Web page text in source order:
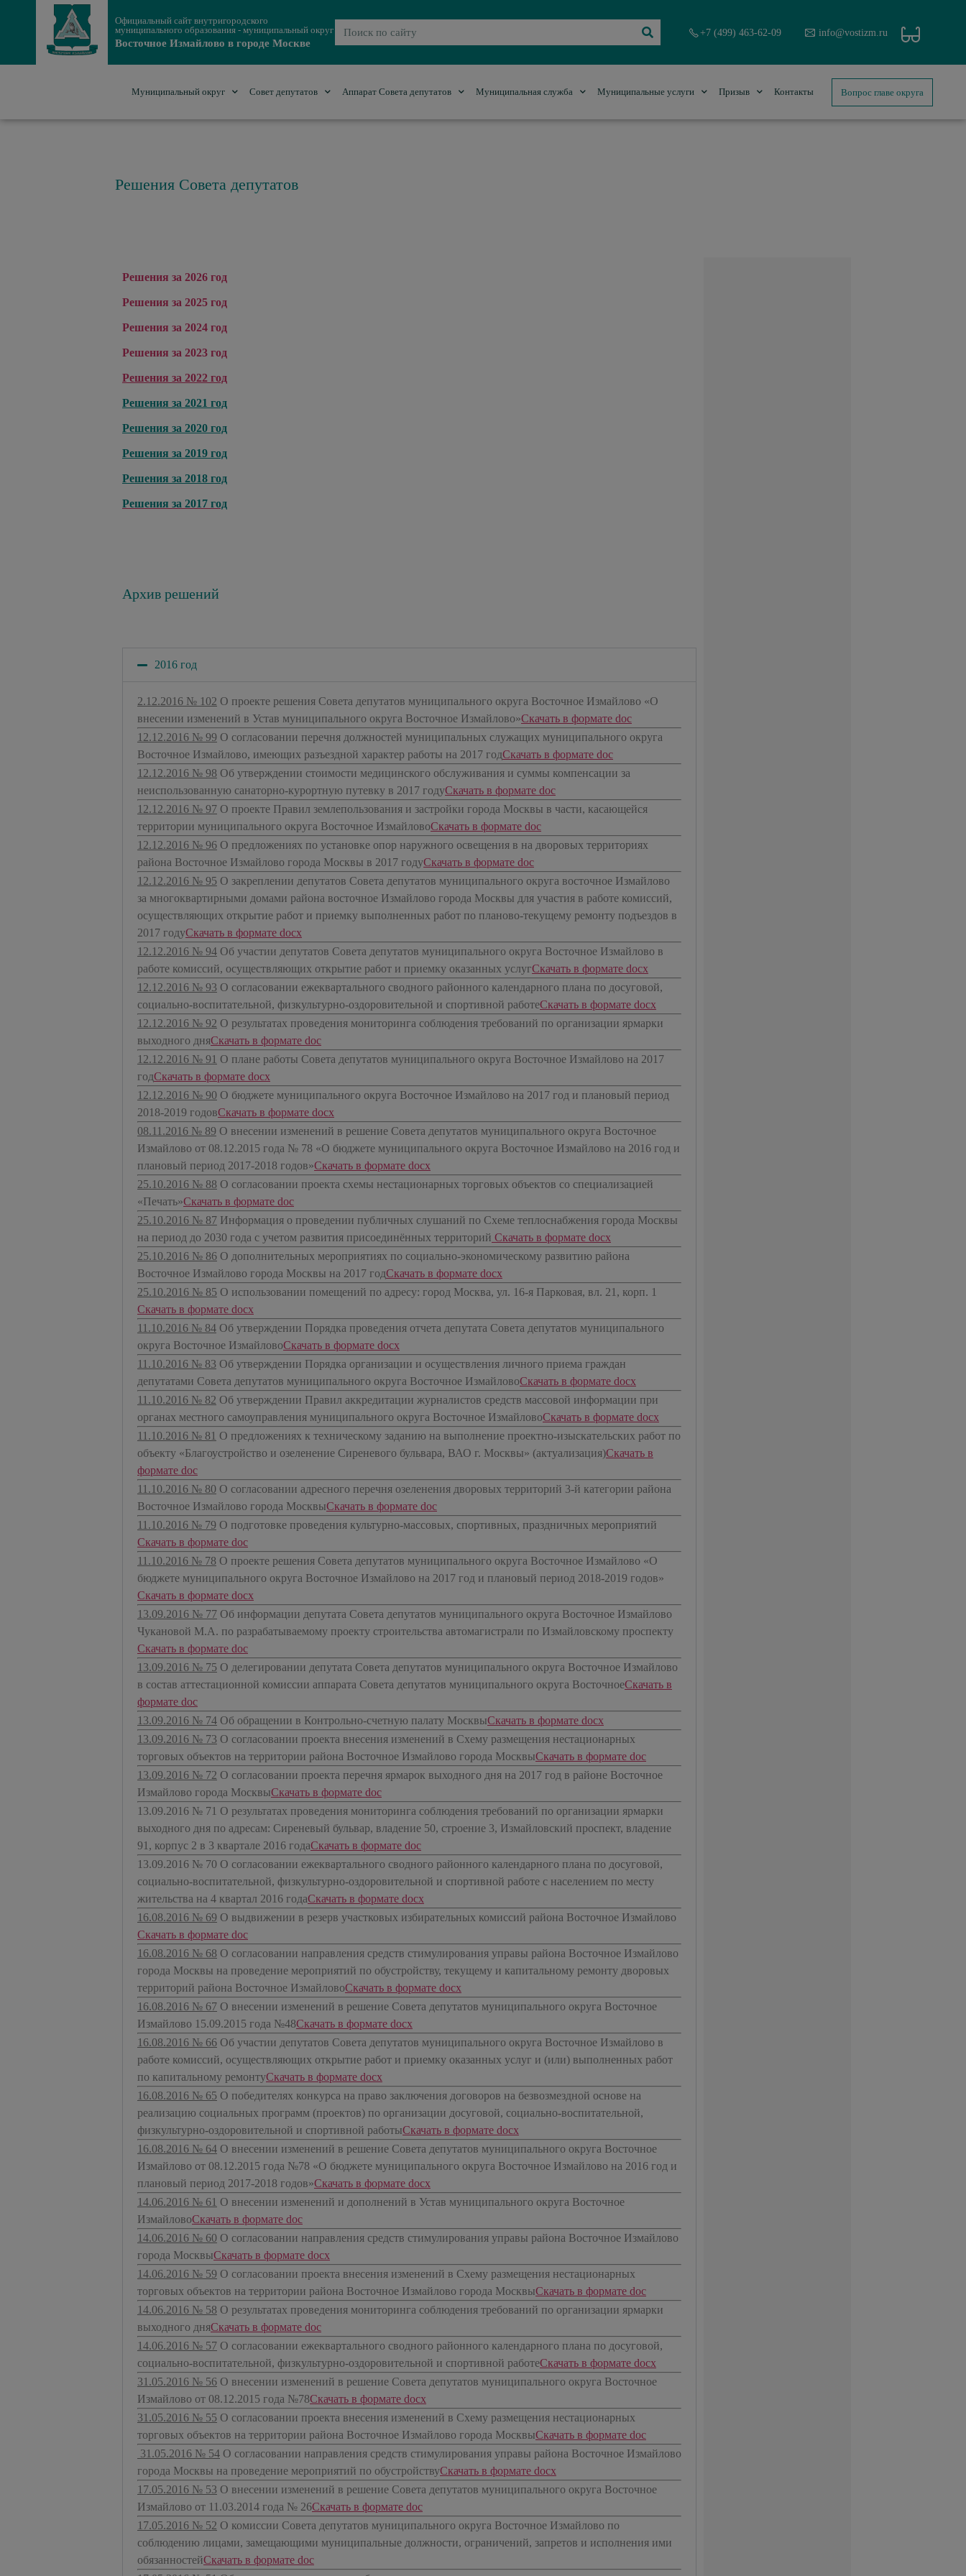
Официальный сайт внутригородского
муниципального образования - муниципальный округ
Восточное Измайлово в городе Москве
+7 (499) 463-62-09 info@vostizm.ru
Муниципальный округ Совет депутатов Аппарат Совета депутатов Муниципальная служба Муниципальные услуги Призыв Контакты Вопрос главе округа
Решения Совета депутатов
Решения за 2026 год
Решения за 2025 год
Решения за 2024 год
Решения за 2023 год
Решения за 2022 год
Решения за 2021 год
Решения за 2020 год
Решения за 2019 год
Решения за 2018 год
Решения за 2017 год
Архив решений
2016 год
2.12.2016 № 102 О проекте решения Совета депутатов муниципального округа Восточное Измайлово «О
внесении изменений в Устав муниципального округа Восточное Измайлово»​Скачать в формате doc
12.12.2016 № 99 О согласовании перечня должностей муниципальных служащих муниципального округа
Восточное Измайлово, имеющих разъездной характер работы на 2017 год​Скачать в формате doc
12.12.2016 № 98 Об утверждении стоимости медицинского обслуживания и суммы компенсации за
неиспользованную санаторно-курортную путевку в 2017 году​Скачать в формате doc
12.12.2016 № 97 О проекте Правил землепользования и застройки города Москвы в части, касающейся
территории муниципального округа Восточное Измайлово​Скачать в формате doc
12.12.2016 № 96 О предложениях по установке опор наружного освещения в на дворовых территориях
района Восточное Измайлово города Москвы в 2017 году​Скачать в формате doc
12.12.2016 № 95 О закреплении депутатов Совета депутатов муниципального округа восточное Измайлово
за многоквартирными домами района восточное Измайлово города Москвы для участия в работе комиссий,
осуществляющих открытие работ и приемку выполненных работ по планово-текущему ремонту подъездов в
2017 году​Скачать в формате docx
12.12.2016 № 94 Об участии депутатов Совета депутатов муниципального округа Восточное Измайлово в
работе комиссий, осуществляющих открытие работ и приемку оказанных услуг​Скачать в формате docx
12.12.2016 № 93 О согласовании ежеквартального сводного районного календарного плана по досуговой,
социально-воспитательной, физкультурно-оздоровительной и спортивной работе​Скачать в формате docx
12.12.2016 № 92 О результатах проведения мониторинга соблюдения требований по организации ярмарки
выходного дня​Скачать в формате doc
12.12.2016 № 91 О плане работы Совета депутатов муниципального округа Восточное Измайлово на 2017
год​Скачать в формате docx
12.12.2016 № 90 О бюджете муниципального округа Восточное Измайлово на 2017 год и плановый период
2018-2019 годов​Скачать в формате docx
08.11.2016 № 89 О внесении изменений в решение Совета депутатов муниципального округа Восточное
Измайлово от 08.12.2015 года № 78 «О бюджете муниципального округа Восточное Измайлово на 2016 год и
плановый период 2017-2018 годов»​Скачать в формате docx
25.10.2016 № 88 О согласовании проекта схемы нестационарных торговых объектов со специализацией
«Печать»​Скачать в формате doc
25.10.2016 № 87 Информация о проведении публичных слушаний по Схеме теплоснабжения города Москвы
на период до 2030 года с учетом развития присоединённых территорий Скачать в формате docx
25.10.2016 № 86 О дополнительных мероприятиях по социально-экономическому развитию района
Восточное Измайлово города Москвы на 2017 год​Скачать в формате docx
25.10.2016 № 85 О использовании помещений по адресу: город Москва, ул. 16-я Парковая, вл. 21, корп. 1
Скачать в формате docx
11.10.2016 № 84 Об утверждении Порядка проведения отчета депутата Совета депутатов муниципального
округа Восточное Измайлово​Скачать в формате docx
11.10.2016 № 83 Об утверждении Порядка организации и осуществления личного приема граждан
депутатами Совета депутатов муниципального округа Восточное Измайлово​Скачать в формате docx
11.10.2016 № 82 Об утверждении Правил аккредитации журналистов средств массовой информации при
органах местного самоуправления муниципального округа Восточное Измайлово​Скачать в формате docx
11.10.2016 № 81 О предложениях к техническому заданию на выполнение проектно-изыскательских работ по
объекту «Благоустройство и озеленение Сиреневого бульвара, ВАО г. Москвы» (актуализация)​Скачать в
формате doc
11.10.2016 № 80 О согласовании адресного перечня озеленения дворовых территорий 3-й категории района
Восточное Измайлово города Москвы​Скачать в формате doc
11.10.2016 № 79 О подготовке проведения культурно-массовых, спортивных, праздничных мероприятий
Скачать в формате doc
11.10.2016 № 78 О проекте решения Совета депутатов муниципального округа Восточное Измайлово «О
бюджете муниципального округа Восточное Измайлово на 2017 год и плановый период 2018-2019 годов»
Скачать в формате docx
13.09.2016 № 77 Об информации депутата Совета депутатов муниципального округа Восточное Измайлово
Чукановой М.А. по разрабатываемому проекту строительства автомагистрали по Измайловскому проспекту
Скачать в формате doc
13.09.2016 № 75 О делегировании депутата Совета депутатов муниципального округа Восточное Измайлово
в состав аттестационной комиссии аппарата Совета депутатов муниципального округа Восточное​Скачать в
формате doc
13.09.2016 № 74 Об обращении в Контрольно-счетную палату Москвы​Скачать в формате docx
13.09.2016 № 73 О согласовании проекта внесения изменений в Схему размещения нестационарных
торговых объектов на территории района Восточное Измайлово города Москвы​Скачать в формате doc
13.09.2016 № 72 О согласовании проекта перечня ярмарок выходного дня на 2017 год в районе Восточное
Измайлово города Москвы​Скачать в формате doc
13.09.2016 № 71 О результатах проведения мониторинга соблюдения требований по организации ярмарки
выходного дня по адресам: Сиреневый бульвар, владение 50, строение 3, Измайловский проспект, владение
91, корпус 2 в 3 квартале 2016 года​Скачать в формате doс
13.09.2016 № 70 О согласовании ежеквартального сводного районного календарного плана по досуговой,
социально-воспитательной, физкультурно-оздоровительной и спортивной работе с населением по месту
жительства на 4 квартал 2016 года​Скачать в формате docx
16.08.2016 № 69 О выдвижении в резерв участковых избирательных комиссий района Восточное Измайлово
Скачать в формате doc
16.08.2016 № 68 О согласовании направления средств стимулирования управы района Восточное Измайлово
города Москвы на проведение мероприятий по обустройству, текущему и капитальному ремонту дворовых
территорий района Восточное Измайлово​Скачать в формате docx
16.08.2016 № 67 О внесении изменений в решение Совета депутатов муниципального округа Восточное
Измайлово 15.09.2015 года №48​Скачать в формате docx
16.08.2016 № 66 Об участии депутатов Совета депутатов муниципального округа Восточное Измайлово в
работе комиссий, осуществляющих открытие работ и приемку оказанных услуг и (или) выполненных работ
по капитальному ремонту​Скачать в формате docx
16.08.2016 № 65 О победителях конкурса на право заключения договоров на безвозмездной основе на
реализацию социальных программ (проектов) по организации досуговой, социально-воспитательной,
физкультурно-оздоровительной и спортивной работы​Скачать в формате docx
16.08.2016 № 64 О внесении изменений в решение Совета депутатов муниципального округа Восточное
Измайлово от 08.12.2015 года №78 «О бюджете муниципального округа Восточное Измайлово на 2016 год и
плановый период 2017-2018 годов»​Скачать в формате docx
14.06.2016 № 61 О внесении изменений и дополнений в Устав муниципального округа Восточное
Измайлово​Скачать в формате doc
14.06.2016 № 60 О согласовании направления средств стимулирования управы района Восточное Измайлово
города Москвы​Скачать в формате docx
14.06.2016 № 59 О согласовании проекта внесения изменений в Схему размещения нестационарных
торговых объектов на территории района Восточное Измайлово города Москвы​Скачать в формате doc
14.06.2016 № 58 О результатах проведения мониторинга соблюдения требований по организации ярмарки
выходного дня​Скачать в формате doc
14.06.2016 № 57 О согласовании ежеквартального сводного районного календарного плана по досуговой,
социально-воспитательной, физкультурно-оздоровительной и спортивной работе​Скачать в формате docx
31.05.2016 № 56 О внесении изменений в решение Совета депутатов муниципального округа Восточное
Измайлово от 08.12.2015 года №78​Скачать в формате docx
31.05.2016 № 55 О согласовании проекта внесения изменений в Схему размещения нестационарных
торговых объектов на территории района Восточное Измайлово города Москвы​Скачать в формате doc
31.05.2016 № 54 О согласовании направления средств стимулирования управы района Восточное Измайлово
города Москвы на проведение мероприятий по обустройству​Скачать в формате docx
17.05.2016 № 53 О внесении изменений в решение Совета депутатов муниципального округа Восточное
Измайлово от 11.03.2014 года № 26​Скачать в формате doc
17.05.2016 № 52 О комиссии Совета депутатов муниципального округа Восточное Измайлово по
соблюдению лицами, замещающими муниципальные должности, ограничений, запретов и исполнения ими
обязанностей​Скачать в формате doc